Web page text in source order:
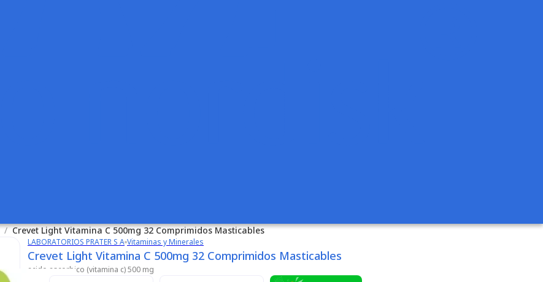
/ Crevet Light Vitamina C 500mg 32 Comprimidos Masticables
LABORATORIOS PRATER S A Vitaminas y Minerales
Crevet Light Vitamina C 500mg 32 Comprimidos Masticables
acido ascorbico (vitamina c) 500 mg